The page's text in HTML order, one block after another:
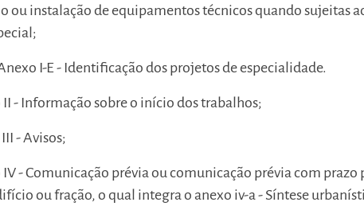
ou instalação de equipamentos técnicos quando sujeitas
I-E - Identificação dos projetos de especialidade.
II - Informação sobre o início dos trabalhos;
- Avisos;
- Comunicação prévia ou comunicação prévia com
ou fração, o qual integra o anexo iv-a - Síntese